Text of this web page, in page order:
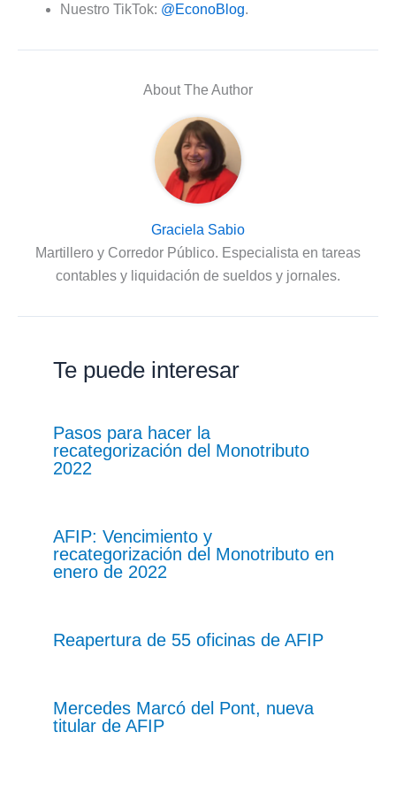
Nuestro TikTok: @EconoBlog.
About The Author
Graciela Sabio
Martillero y Corredor Público. Especialista en tareas
contables y liquidación de sueldos y jornales.
Te puede interesar
Pasos para hacer la
recategorización del Monotributo
2022
AFIP: Vencimiento y
recategorización del Monotributo en
enero de 2022
Reapertura de 55 oficinas de AFIP
Mercedes Marcó del Pont, nueva
titular de AFIP